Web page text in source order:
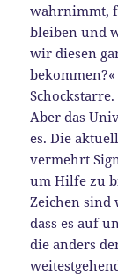
wahrnimmt,
bleiben und
wir diesen
Aber das
es. Die
vermehrt
um Hilfe zu
Zeichen sind
dass es auf
die anders